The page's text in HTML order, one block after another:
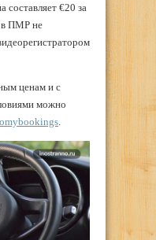
составляет €20 за
в ПМР не
ценам и с
можно